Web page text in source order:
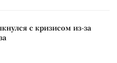
с кризисом из-за